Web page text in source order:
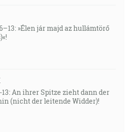
»Élen jár majd az hullámtörő
An ihrer Spitze zieht dann der
(nicht der leitende Widder)!